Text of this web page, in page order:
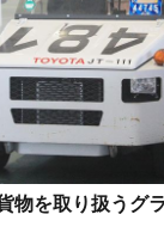
物を取り扱うグ